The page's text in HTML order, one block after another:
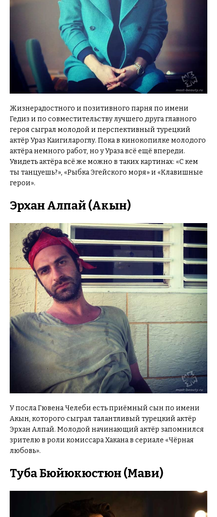
Жизнерадостного и позитивного парня по имени
Гедиз и по совместительству лучшего друга главного
героя сыграл молодой и перспективный турецкий
актёр Ураз Каигилароглу. Пока в кинокопилке молодого
актёра немного работ, но у Ураза всё ещё впереди.
Увидеть актёра всё же можно в таких картинах: «С кем
ты танцуешь?», «Рыбка Эгейского моря» и «Клавишные
герои».
Эрхан Алпай (Акын)
У посла Гювена Челеби есть приёмный сын по имени
Акын, которого сыграл талантливый турецкий актёр
Эрхан Алпай. Молодой начинающий актёр запомнился
зрителю в роли комиссара Хакана в сериале «Чёрная
любовь».
Туба Бюйюкюстюн (Мави)